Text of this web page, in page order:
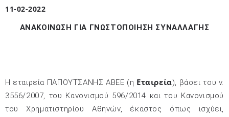
11-02-2022
ΑΝΑΚΟΙΝΩΣΗ ΓΙΑ ΓΝΩΣΤΟΠΟΙΗΣΗ ΣΥΝΑΛΛΑΓΗΣ
Η εταιρεία ΠΑΠΟΥΤΣΑΝΗΣ ΑΒΕΕ (η Εταιρεία), βάσει του ν.
3556/2007, του Κανονισμού 596/2014 και του Κανονισμού
του Χρηματιστηρίου Αθηνών, έκαστος όπως ισχύει,